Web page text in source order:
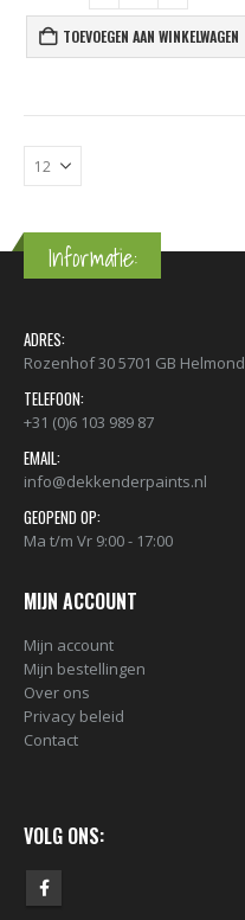
TOEVOEGEN AAN WINKELWAGEN
Informatie:
ADRES:
Rozenhof 30 5701 GB Helmond
TELEFOON:
+31 (0)6 103 989 87
EMAIL:
info@dekkenderpaints.nl
GEOPEND OP:
Ma t/m Vr 9:00 - 17:00
MIJN ACCOUNT
Mijn account
Mijn bestellingen
Over ons
Privacy beleid
Contact
VOLG ONS: